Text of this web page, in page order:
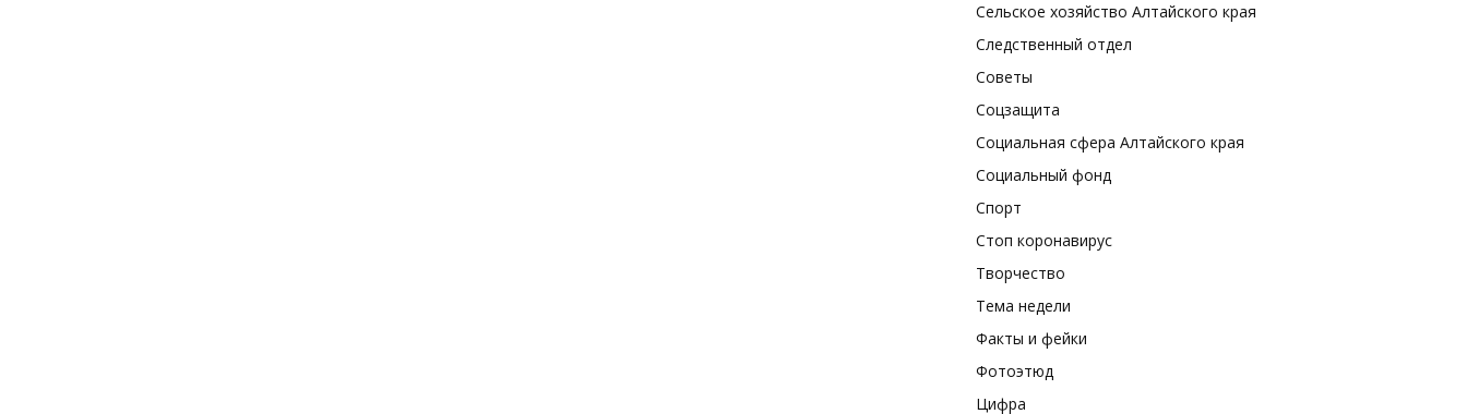
Сельское хозяйство Алтайского края
Следственный отдел
Советы
Соцзащита
Социальная сфера Алтайского края
Социальный фонд
Спорт
Стоп коронавирус
Творчество
Тема недели
Факты и фейки
Фотоэтюд
Цифра